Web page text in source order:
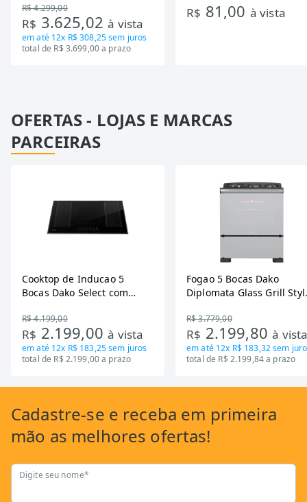
Tecnologia Inverter, Branco,
Bivolt
R$ 4.299,00
R$ 3.625,02à vista
em até 12x R$ 308,25sem juros
total de R$ 3.699,00 a prazo
R$ 81,00 à vista
OFERTAS - LOJAS E MARCAS
PARCEIRAS
Cooktop de Inducao 5
Bocas Dako Select com
R$ 4.199,00
R$ 2.199,00à vista
em até 12x R$ 183,25sem juros
total de R$ 2.199,00 a prazo
Fogao 5 Bocas Dako
Diplomata Glass Grill
R$ 3.779,00
R$ 2.199,80à
em até 12x R$ 183,32sem
total de R$ 2.199,84 a prazo
Cadastre-se e receba em primeira
mão as melhores ofertas!
Digite seu nome*